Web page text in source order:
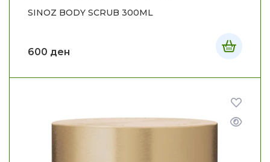
SINOZ BODY SCRUB 300ML
600 ден